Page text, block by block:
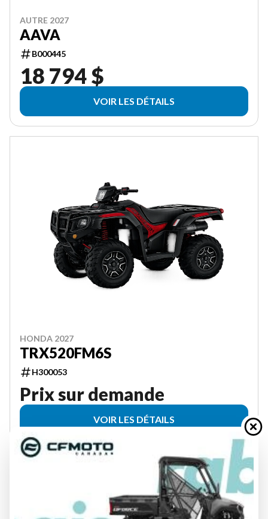
AUTRE 2027
AAVA
B000445
18 794 $
VOIR LES DÉTAILS
HONDA 2027
TRX520FM6S
H300053
Prix sur demande
VOIR LES DÉTAILS